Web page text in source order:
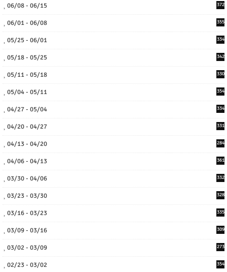
06/08 - 06/15 372
06/01 - 06/08 355
05/25 - 06/01 334
05/18 - 05/25 342
05/11 - 05/18 330
05/04 - 05/11 354
04/27 - 05/04 334
04/20 - 04/27 331
04/13 - 04/20 284
04/06 - 04/13 361
03/30 - 04/06 332
03/23 - 03/30 328
03/16 - 03/23 335
03/09 - 03/16 309
03/02 - 03/09 273
02/23 - 03/02 354